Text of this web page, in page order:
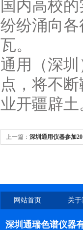
国内高校
纷纷涌向
瓦。
通用（深
点，将不
业开疆辟土
上一篇： 深圳通用仪器参加
网站首页 关
深圳通瑞色谱仪器